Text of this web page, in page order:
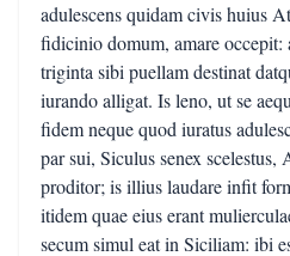
adulescens quidam civis huius
fidicinio domum, amare occepit:
triginta sibi puellam destinat
iurando alligat. Is leno, ut se
fidem neque quod iuratus
par sui, Siculus senex
proditor; is illius laudare infit
itidem quae eius erant
secum simul eat in Siciliam: ibi